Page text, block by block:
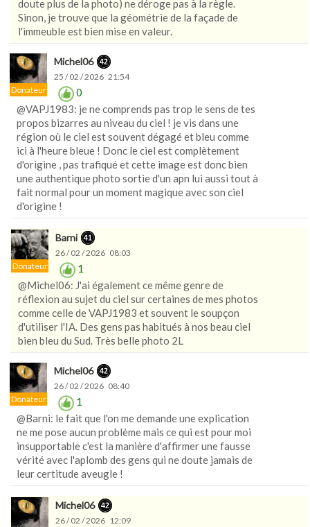
doute plus de la photo) ne déroge pas à la règle.
Sinon, je trouve que la géométrie de la façade de
l'immeuble est bien mise en valeur.
Donateur
Michel06
25 / 02 / 2026 21:54
0
@VAPJ1983: je ne comprends pas trop le sens de tes
propos bizarres au niveau du ciel ! je vis dans une
région où le ciel est souvent dégagé et bleu comme
ici à l'heure bleue ! Donc le ciel est complètement
d'origine , pas trafiqué et cette image est donc bien
une authentique photo sortie d'un apn lui aussi tout à
fait normal pour un moment magique avec son ciel
d'origine !
Donateur
Barni
26 / 02 / 2026 08:03
1
@Michel06: J'ai également ce même genre de
réflexion au sujet du ciel sur certaines de mes photos
comme celle de VAPJ1983 et souvent le soupçon
d'utiliser l'IA. Des gens pas habitués à nos beau ciel
bien bleu du Sud. Très belle photo 2L
Donateur
Michel06
26 / 02 / 2026 08:40
1
@Barni: le fait que l'on me demande une explication
ne me pose aucun problème mais ce qui est pour moi
insupportable c'est la manière d'affirmer une fausse
vérité avec l'aplomb des gens qui ne doute jamais de
leur certitude aveugle !
Michel06
26 / 02 / 2026 12:09